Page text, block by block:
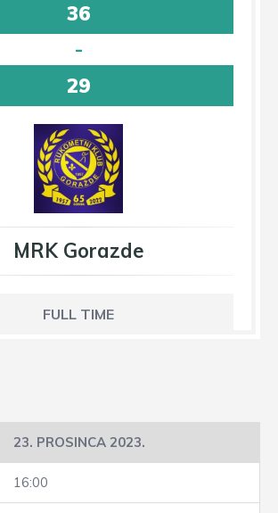
36
-
29
MRK Gorazde
FULL TIME
23. PROSINCA 2023.
16:00